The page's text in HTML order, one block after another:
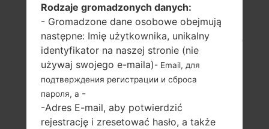
LG F300S (LGF300S) Z
SERII LG VU 3
Rodzaje gromadzonych danych:
- Gromadzone dane osobowe obejmują
następne: Imię użytkownika, unikalny
identyfikator na naszej stronie (nie
używaj swojego e-maila)- Email, для
подтверждения регистрации и сброса
пароля, а -
-Adres E-mail, aby potwierdzić
rejestrację i zresetować hasło, a także